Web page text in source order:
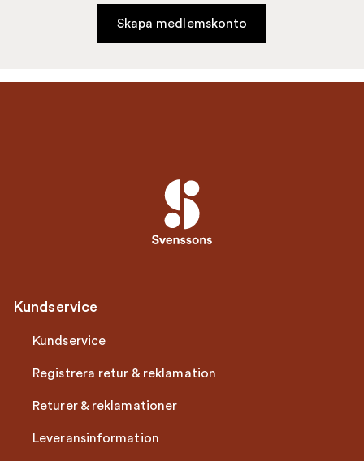
Skapa medlemskonto
Kundservice
Kundservice
Registrera retur & reklamation
Returer & reklamationer
Leveransinformation